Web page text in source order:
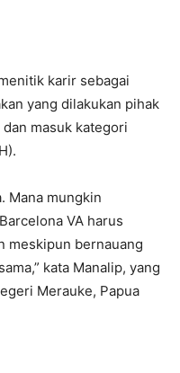
karir sebagai
yang dilakukan pihak
masuk kategori
Mana mungkin
VA harus
meskipun bernauang
kata Manalip, yang
Merauke, Papua